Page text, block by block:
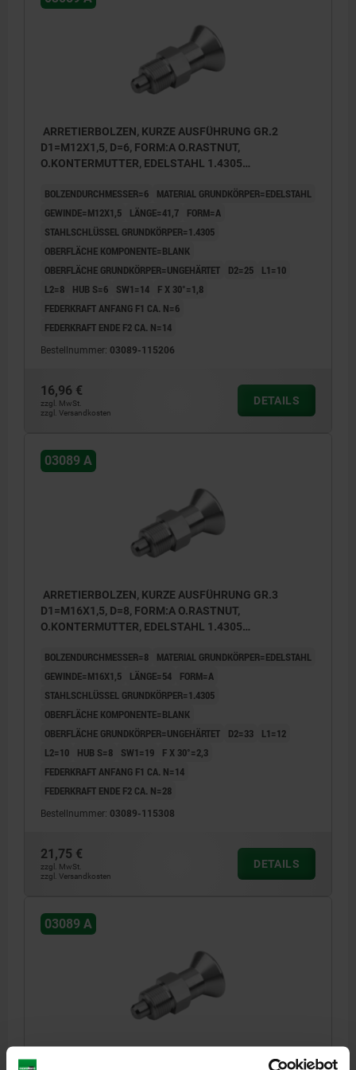
ARRETIERBOLZEN, KURZE AUSFÜHRUNG GR.2
D1=M12X1,5, D=6, FORM:A O.RASTNUT,
O.KONTERMUTTER, EDELSTAHL 1.4305
BOLZENDURCHMESSER=6
MATERIAL GRUNDKÖRPER=EDELSTAHL
GEWINDE=M12X1,5
LÄNGE=41,7
FORM=A
STAHLSCHLÜSSEL GRUNDKÖRPER=1.4305
OBERFLÄCHE KOMPONENTE=BLANK
OBERFLÄCHE GRUNDKÖRPER=UNGEHÄRTET
D2=25
L1=10
L2=8
HUB S=6 SW1=14
F X 30°=1,8
FEDERKRAFT ANFANG F1 CA. N=6
FEDERKRAFT ENDE F2 CA. N=14
Bestellnummer: 03089-115206
16,96 €
zzgl. MwSt.
zzgl. Versandkosten
DETAILS
03089 A
ARRETIERBOLZEN, KURZE AUSFÜHRUNG GR.3
D1=M16X1,5, D=8, FORM:A O.RASTNUT,
O.KONTERMUTTER, EDELSTAHL 1.4305
BOLZENDURCHMESSER=8
MATERIAL GRUNDKÖRPER=EDELSTAHL
GEWINDE=M16X1,5
LÄNGE=54
FORM=A
STAHLSCHLÜSSEL GRUNDKÖRPER=1.4305
OBERFLÄCHE KOMPONENTE=BLANK
OBERFLÄCHE GRUNDKÖRPER=UNGEHÄRTET
D2=33
L1=12
L2=10
HUB S=8 SW1=19
F X 30°=2,3
FEDERKRAFT ANFANG F1 CA. N=14
FEDERKRAFT ENDE F2 CA. N=28
Bestellnummer: 03089-115308
21,75 €
zzgl. MwSt.
zzgl. Versandkosten
DETAILS
03089 A
ARRETIERBOLZEN, KURZE AUSFÜHRUNG GR.4